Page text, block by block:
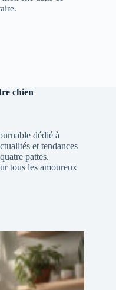
chien
dédié à
et tendances
pattes.
tous les amoureux